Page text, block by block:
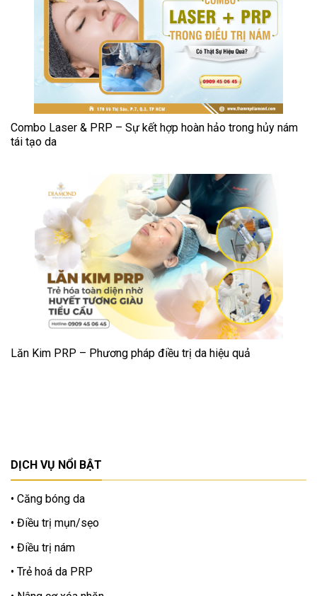
Combo Laser & PRP – Sự kết hợp hoàn hảo trong hủy nám
tái tạo da
Lăn Kim PRP – Phương pháp điều trị da hiệu quả
DỊCH VỤ NỔI BẬT
Căng bóng da
Điều trị mụn/sẹo
Điều trị nám
Trẻ hoá da PRP